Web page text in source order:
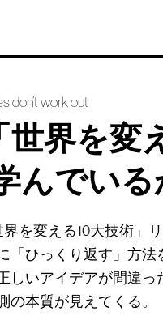
don’t work out
界を変
んでいる
を変える10大技術」
「ひっくり返す」方
しいアイデアが間違っ
本質が見えてくる。